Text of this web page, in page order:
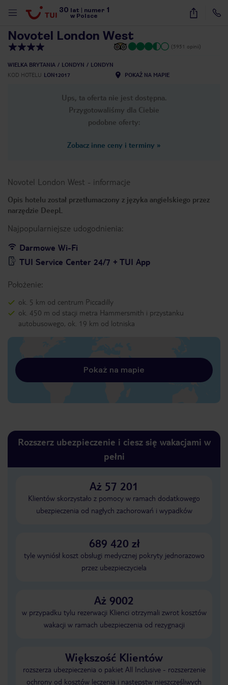
30 lat numer 1
w Polsce
12
Novotel London West
(5951 opinii)
WIELKA BRYTANIA LONDYN
LONDYN
KOD HOTELU LON12017 POKAŻ NA MAPIE
Ups, ta oferta nie jest dostępna.
Przygotowaliśmy dla Ciebie
podobne oferty:
Zobacz inne ceny i terminy »
Novotel London West - informacje
Opis hotelu został przetłumaczony z języka angielskiego przez
narzędzie DeepL
Najpopularniejsze udogodnienia:
Darmowe Wi-Fi
TUI Service Center 24/7 + TUI App
Położenie:
ok. 5 km od centrum Piccadilly
ok. 450 m od stacji metra Hammersmith i przystanku
autobusowego, ok. 19 km od lotniska
Pokaż na mapie
Rozszerz ubezpieczenie i ciesz się wakacjami w
pełni
Aż 57 201
Klientów skorzystało z pomocy w ramach dodatkowego
ubezpieczenia od nagłych zachorowań i wypadków
689 420 zł
tyle wyniósł koszt obsługi medycznej pokryty jednorazowo
przez ubezpieczyciela
Aż 9002
w przypadku tylu rezerwacji Klienci otrzymali zwrot kosztów
wakacji w ramach ubezpieczenia od rezygnacji
Większość Klientów
rozszerza ubezpieczenia o pakiet All Inclusive - rozszerzenie
ochrony od kosztów leczenia i następstw nieszczęśliwych